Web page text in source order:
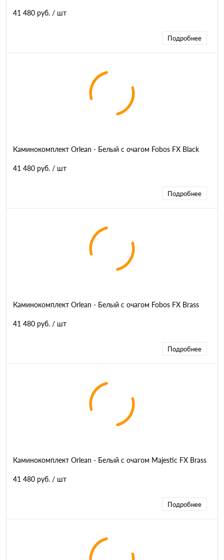
41 480 руб. / шт
Подробнее
Каминокомплект Orlean - Белый с очагом Fobos FX Black
41 480 руб. / шт
Подробнее
Каминокомплект Orlean - Белый с очагом Fobos FX Brass
41 480 руб. / шт
Подробнее
Каминокомплект Orlean - Белый с очагом Majestic FX Brass
41 480 руб. / шт
Подробнее